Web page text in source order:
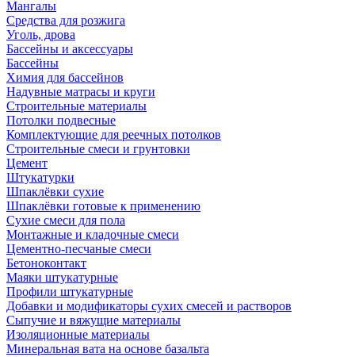
Мангалы
Средства для розжига
Уголь, дрова
Бассейны и аксессуары
Бассейны
Химия для бассейнов
Надувные матрасы и круги
Строительные материалы
Потолки подвесные
Комплектующие для реечных потолков
Строительные смеси и грунтовки
Цемент
Штукатурки
Шпаклёвки сухие
Шпаклёвки готовые к применению
Сухие смеси для пола
Монтажные и кладочные смеси
Цементно-песчаные смеси
Бетоноконтакт
Маяки штукатурные
Профили штукатурные
Добавки и модификаторы сухих смесей и растворов
Сыпучие и вяжущие материалы
Изоляционные материалы
Минеральная вата на основе базальта